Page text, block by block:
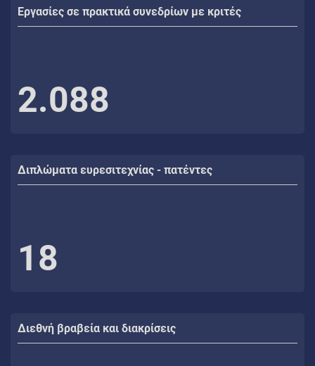
Εργασίες σε πρακτικά συνεδρίων με κριτές
2.088
Διπλώματα ευρεσιτεχνίας - πατέντες
18
Διεθνή βραβεία και διακρίσεις